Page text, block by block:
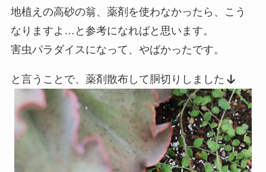
地植えの高砂の翁、薬剤を使わなかったら、こう
なりますよ…と参考になればと思います。
害虫パラダイスになって、やばかったです。
と言うことで、薬剤散布して胴切りしました